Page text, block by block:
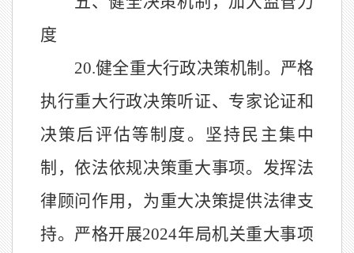
度
20.健全重大行政决策机制。严格
执行重大行政决策听证、专家论证和
决策后评估等制度。坚持民主集中
制，依法依规决策重大事项。发挥法
律顾问作用，为重大决策提供法律支
持。严格开展2024年局机关重大事项